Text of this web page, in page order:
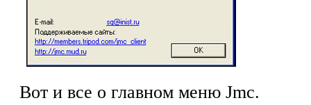
Вот и все о главном меню Jmc.